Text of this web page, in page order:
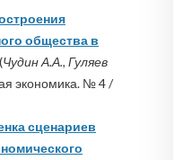
общества в
(Чудин А.А., Гуляев
экономика. № 4 /
сценариев